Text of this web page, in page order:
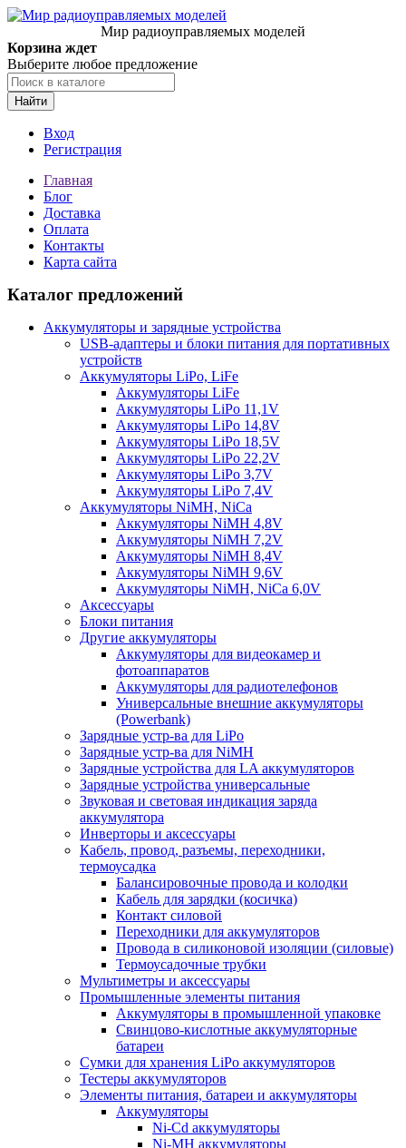
Мир радиоуправляемых моделей
Корзина ждет
Выберите любое предложение
Найти
Вход
Регистрация
Главная
Блог
Доставка
Оплата
Контакты
Карта сайта
Каталог предложений
Аккумуляторы и зарядные устройства
USB-адаптеры и блоки питания для портативных
устройств
Аккумуляторы LiPo, LiFe
Аккумуляторы LiFe
Аккумуляторы LiPo 11,1V
Аккумуляторы LiPo 14,8V
Аккумуляторы LiPo 18,5V
Аккумуляторы LiPo 22,2V
Аккумуляторы LiPo 3,7V
Аккумуляторы LiPo 7,4V
Аккумуляторы NiMH, NiCa
Аккумуляторы NiMH 4,8V
Аккумуляторы NiMH 7,2V
Аккумуляторы NiMH 8,4V
Аккумуляторы NiMH 9,6V
Аккумуляторы NiMH, NiCa 6,0V
Аксессуары
Блоки питания
Другие аккумуляторы
Аккумуляторы для видеокамер и
фотоаппаратов
Аккумуляторы для радиотелефонов
Универсальные внешние аккумуляторы
(Powerbank)
Зарядные устр-ва для LiPo
Зарядные устр-ва для NiMH
Зарядные устройства для LA аккумуляторов
Зарядные устройства универсальные
Звуковая и световая индикация заряда
аккумулятора
Инверторы и аксессуары
Кабель, провод, разъемы, переходники,
термоусадка
Балансировочные провода и колодки
Кабель для зарядки (косичка)
Контакт силовой
Переходники для аккумуляторов
Провода в силиконовой изоляции (силовые)
Термоусадочные трубки
Мультиметры и аксессуары
Промышленные элементы питания
Аккумуляторы в промышленной упаковке
Свинцово-кислотные аккумуляторные
батареи
Сумки для хранения LiPo аккумуляторов
Тестеры аккумуляторов
Элементы питания, батареи и аккумуляторы
Аккумуляторы
Ni-Cd аккумуляторы
Ni-MH аккумуляторы